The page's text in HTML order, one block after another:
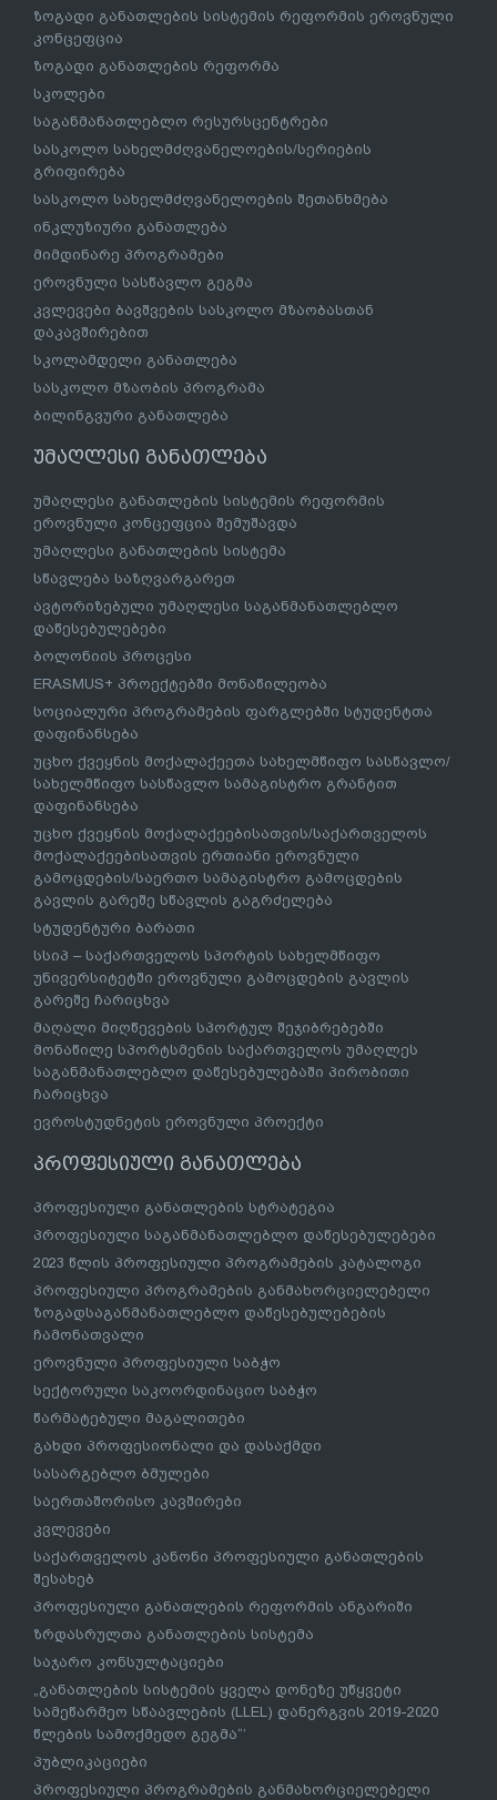
ზოგადი განათლების სისტემის რეფორმის ეროვნული
კონცეფცია
ზოგადი განათლების რეფორმა
სკოლები
საგანმანათლებლო რესურსცენტრები
სასკოლო სახელმძღვანელოების/სერიების
გრიფირება
სასკოლო სახელმძღვანელოების შეთანხმება
ინკლუზიური განათლება
მიმდინარე პროგრამები
ეროვნული სასწავლო გეგმა
კვლევები ბავშვების სასკოლო მზაობასთან
დაკავშირებით
სკოლამდელი განათლება
სასკოლო მზაობის პროგრამა
ბილინგვური განათლება
უმაღლესი განათლება
უმაღლესი განათლების სისტემის რეფორმის
ეროვნული კონცეფცია შემუშავდა
უმაღლესი განათლების სისტემა
სწავლება საზღვარგარეთ
ავტორიზებული უმაღლესი საგანმანათლებლო
დაწესებულებები
ბოლონიის პროცესი
ERASMUS+ პროექტებში მონაწილეობა
სოციალური პროგრამების ფარგლებში სტუდენტთა
დაფინანსება
უცხო ქვეყნის მოქალაქეეთა სახელმწიფო სასწავლო/
სახელმწიფო სასწავლო სამაგისტრო გრანტით
დაფინანსება
უცხო ქვეყნის მოქალაქეებისათვის/საქართველოს
მოქალაქეებისათვის ერთიანი ეროვნული
გამოცდების/საერთო სამაგისტრო გამოცდების
გავლის გარეშე სწავლის გაგრძელება
სტუდენტური ბარათი
სსიპ – საქართველოს სპორტის სახელმწიფო
უნივერსიტეტში ეროვნული გამოცდების გავლის
გარეშე ჩარიცხვა
მაღალი მიღწევების სპორტულ შეჯიბრებებში
მონაწილე სპორტსმენის საქართველოს უმაღლეს
საგანმანათლებლო დაწესებულებაში პირობითი
ჩარიცხვა
ევროსტუდნეტის ეროვნული პროექტი
პროფესიული განათლება
პროფესიული განათლების სტრატეგია
პროფესიული საგანმანათლებლო დაწესებულებები
2023 წლის პროფესიული პროგრამების კატალოგი
პროფესიული პროგრამების განმახორციელებელი
ზოგადსაგანმანათლებლო დაწესებულებების
ჩამონათვალი
ეროვნული პროფესიული საბჭო
სექტორული საკოორდინაციო საბჭო
წარმატებული მაგალითები
გახდი პროფესიონალი და დასაქმდი
სასარგებლო ბმულები
საერთაშორისო კავშირები
კვლევები
საქართველოს კანონი პროფესიული განათლების
შესახებ
პროფესიული განათლების რეფორმის ანგარიში
ზრდასრულთა განათლების სისტემა
საჯარო კონსულტაციები
„განათლების სისტემის ყველა დონეზე უწყვეტი
სამეწარმეო სწაავლების (LLEL) დანერგვის 2019-2020
წლების სამოქმედო გეგმა“’
პუბლიკაციები
პროფესიული პროგრამების განმახორციელებელი